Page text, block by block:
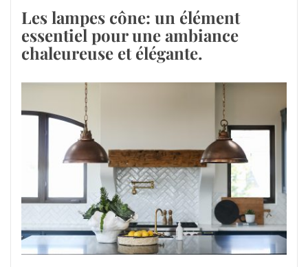
Les lampes cône: un élément
essentiel pour une ambiance
chaleureuse et élégante.